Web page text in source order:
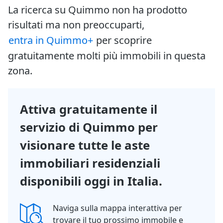
La ricerca su Quimmo non ha prodotto
risultati ma non preoccuparti,
entra in Quimmo+ per scoprire
gratuitamente molti più immobili in questa
zona.
Attiva gratuitamente il
servizio di Quimmo per
visionare tutte le aste
immobiliari residenziali
disponibili oggi in Italia.
Naviga sulla mappa interattiva per
trovare il tuo prossimo immobile e